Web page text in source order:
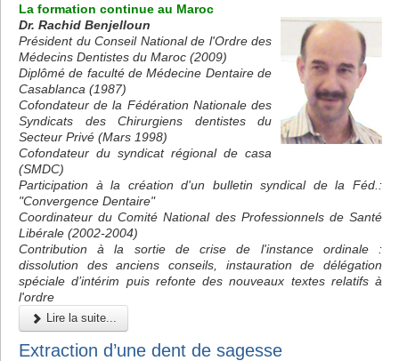
La formation continue au Maroc
Dr. Rachid Benjelloun
Président du Conseil National de l'Ordre des
Médecins Dentistes du Maroc (2009)
Diplômé de faculté de Médecine Dentaire de
Casablanca (1987)
Cofondateur de la Fédération Nationale des
Syndicats des Chirurgiens dentistes du
Secteur Privé (Mars 1998)
Cofondateur du syndicat régional de casa
(SMDC)
Participation à la création d'un bulletin syndical de la Féd.:
"Convergence Dentaire"
Coordinateur du Comité National des Professionnels de Santé
Libérale (2002-2004)
Contribution à la sortie de crise de l'instance ordinale :
dissolution des anciens conseils, instauration de délégation
spéciale d’intérim puis refonte des nouveaux textes relatifs à
l'ordre
Lire la suite...
Extraction d’une dent de sagesse